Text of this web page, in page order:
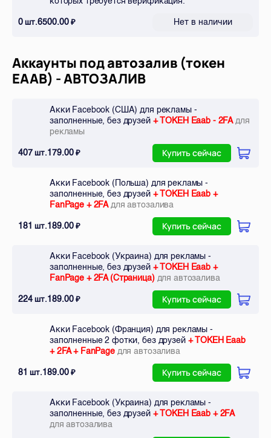
0шт.6500.00₽ Нет в наличии
Аккаунты под автозалив (токен
EAAB) - АВТОЗАЛИВ
Акки Facebook (США) для рекламы -
заполненные, без друзей+ ТОКЕН Eaab - 2FAдля
рекламы
407шт.179.00₽ Купить сейчас
Акки Facebook (Польша) для рекламы -
заполненные, без друзей+ ТОКЕН Eaab +
FanPage + 2FAдля автозалива
181 шт.189.00₽ Купить сейчас
Акки Facebook (Украина) для рекламы -
заполненные, без друзей+ ТОКЕН Eaab +
FanPage + 2FA (Страница)для автозалива
224шт.189.00₽ Купить сейчас
Акки Facebook (Франция) для рекламы -
заполненные 2 фотки, без друзей+ ТОКЕН Eaab
+ 2FA + FanPageдля автозалива
81 шт.189.00₽ Купить сейчас
Акки Facebook (Украина) для рекламы -
заполненные, без друзей+ ТОКЕН Eaab + 2FA
для автозалива